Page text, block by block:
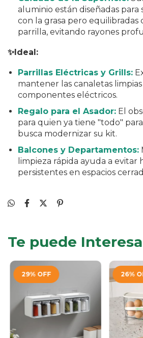
aluminio están diseñadas para
con la grasa pero equilibradas
parrilla, evitando rayones
✨Ideal:
Parrillas Eléctricas y Grills:
mantener las canaletas
componentes eléctricos.
Regalo para el Asador: El
para quien ya tiene "todo"
busca modernizar su kit.
Balcones y Departamentos:
limpieza rápida ayuda a evitar
persistentes en espacios
Te puede
29% OFF 26%